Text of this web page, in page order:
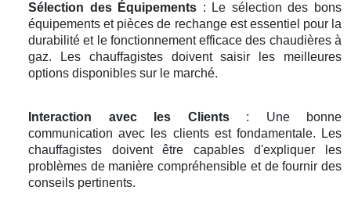
Sélection des Équipements : Le sélection des bons
équipements et pièces de rechange est essentiel pour la
durabilité et le fonctionnement efficace des chaudières à
gaz. Les chauffagistes doivent saisir les meilleures
options disponibles sur le marché.
Interaction avec les Clients: Une bonne
communication avec les clients est fondamentale. Les
chauffagistes doivent être capables d'expliquer les
problèmes de manière compréhensible et de fournir des
conseils pertinents.